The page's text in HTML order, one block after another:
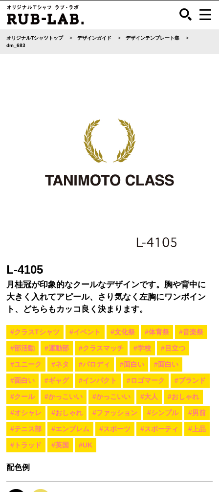
オリジナルTシャツトップ デザインガイド
デザインテンプレート集
dm_683
L-4105
月桂冠が印象的なクールなデザインです。胸や背中に
大きく入れてアピール、さり気なく左胸にワンポイン
ト、どちらもカッコ良く決まります。
#クラスTシャツ #イベント #文化祭 #体育祭 #音楽祭
#部活動 #運動部 #クラスマッチ #学校 #目立つ
#ユニーク #ネタ #パロディ #面白い #面白い
#面白い #ギャグ #インパクト #ロゴマーク #ブランド
#クール #かっこいい #かっこいい #大人 #おしゃれ
#オシャレ #おしゃれ #ファッション #シンプル #男前
#テニス部 #エンブレム #スポーツ #スポーティ #上品
#トラッド #英国 #UK
配色例